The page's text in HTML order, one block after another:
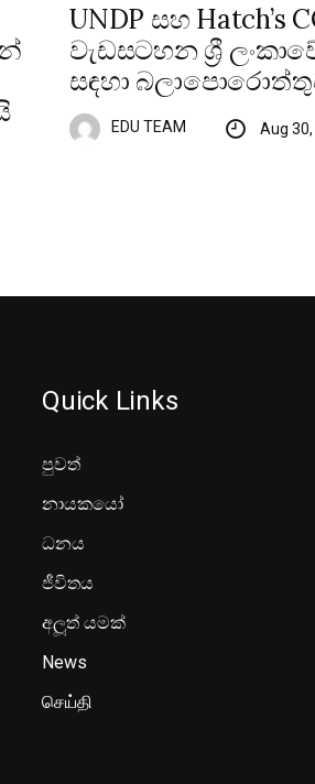
UNDP සහ Hatch’s
වැඩසටහන ශ්‍රී
සඳහා
EDU TEAM Aug
Quick Links
පුවත්
නායකයෝ
ධනය
ජීවිතය
අලූත් යමක්
News
செய்தி